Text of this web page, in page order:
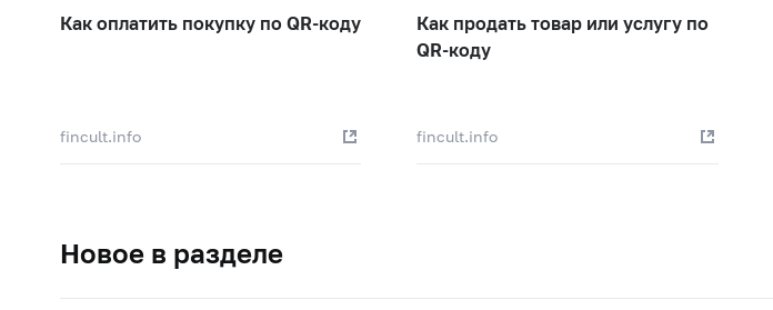
Как оплатить покупку по QR-коду
fincult.info
Как продать товар или услугу по
QR-коду
fincult.info
Новое в разделе